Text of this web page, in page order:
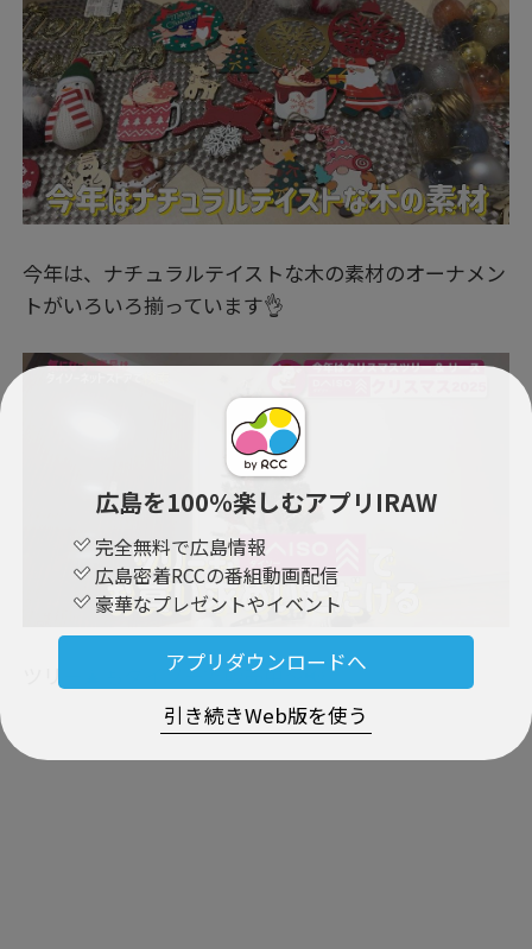
広島を100％楽しむアプリIRAW
完全無料で広島情報
広島密着RCCの番組動画配信
豪華なプレゼントやイベント
アプリダウンロードへ
引き続きWeb版を使う
今年は、ナチュラルテイストな木の素材のオーナメン
トがいろいろ揃っています👌
ツリー🎄もダイソーで販売中～📢